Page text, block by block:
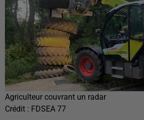
Agriculteur couvrant un radar
Crédit : FDSEA 77